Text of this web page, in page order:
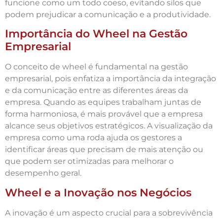
funcione como um todo coeso, evitando silos que
podem prejudicar a comunicação e a produtividade.
Importância do Wheel na Gestão
Empresarial
O conceito de wheel é fundamental na gestão
empresarial, pois enfatiza a importância da integração
e da comunicação entre as diferentes áreas da
empresa. Quando as equipes trabalham juntas de
forma harmoniosa, é mais provável que a empresa
alcance seus objetivos estratégicos. A visualização da
empresa como uma roda ajuda os gestores a
identificar áreas que precisam de mais atenção ou
que podem ser otimizadas para melhorar o
desempenho geral.
Wheel e a Inovação nos Negócios
A inovação é um aspecto crucial para a sobrevivência